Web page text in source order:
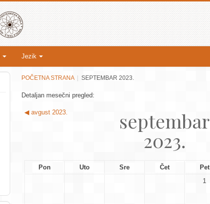
Jezik
POČETNA STRANA SEPTEMBAR 2023.
Detaljan mesečni pregled:
◀ avgust 2023. septembar
2023.
Pon Uto Sre Čet Pet
1